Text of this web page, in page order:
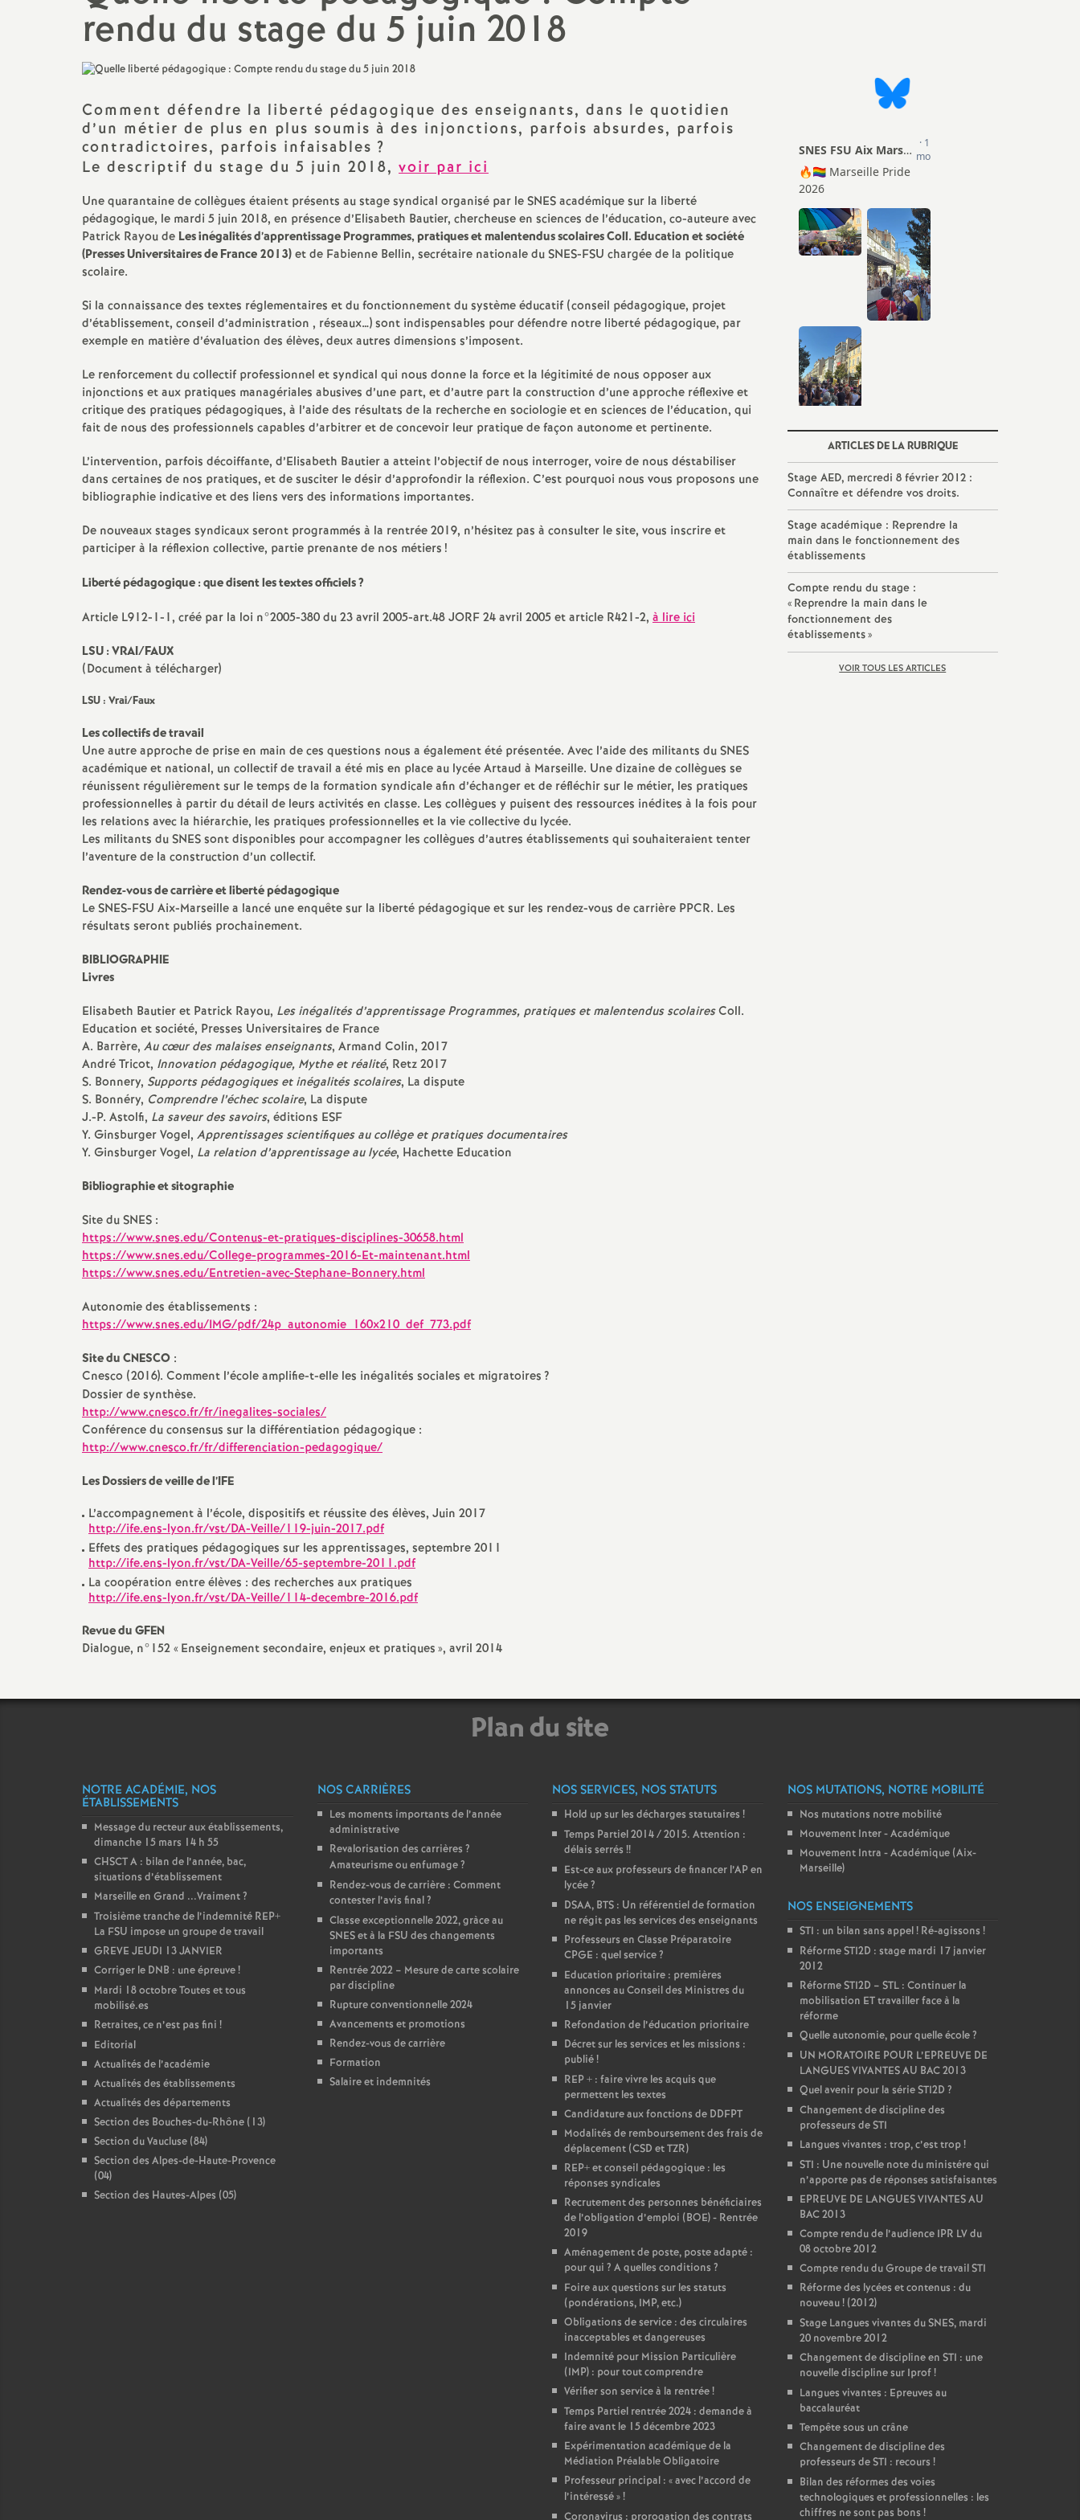
N
a
i
o
n
a
l
d
e
s
E
n
s
i
e
m
e
t
e
S
c
n
d
e
O
é
a
T
o
u
r
s
Actualités des départements
Rhône (13)
Section du Vaucluse (84)
Section des Alpes-de-Haute-
Provence (04)
Section des Hautes-Alpes (05)
CPE
Psy-EN
Documentalistes
Droits et Libertés
Congrés académiques du
Lettres d’information
Rubrique Culture
Infos FSU
rendu du stage du 5 juin 2018
Comment défendre la liberté pédagogique des enseignants, dans le quotidien
d’un métier de plus en plus soumis à des injonctions, parfois absurdes, parfois
contradictoires, parfois infaisables ?
Le descriptif du stage du 5 juin 2018, voir par ici
Une quarantaine de collègues étaient présents au stage syndical organisé par le SNES académique sur la liberté
pédagogique, le mardi 5 juin 2018, en présence d’Elisabeth Bautier, chercheuse en sciences de l’éducation, co-auteure avec
Patrick Rayou deLes inégalités d’apprentissage Programmes, pratiques et malentendus scolaires Coll. Education et société
(Presses Universitaires de France 2013)et de Fabienne Bellin, secrétaire nationale du SNES-FSU chargée de la politique
scolaire.
Si la connaissance des textes réglementaires et du fonctionnement du système éducatif (conseil pédagogique, projet
d’établissement, conseil d’administration , réseaux…) sont indispensables pour défendre notre liberté pédagogique, par
exemple en matière d’évaluation des élèves, deux autres dimensions s’imposent.
Le renforcement du collectif professionnel et syndical qui nous donne la force et la légitimité de nous opposer aux
injonctions et aux pratiques managériales abusives d’une part, et d’autre part la construction d’une approche réflexive et
critique des pratiques pédagogiques, à l’aide des résultats de la recherche en sociologie et en sciences de l’éducation, qui
fait de nous des professionnels capables d’arbitrer et de concevoir leur pratique de façon autonome et pertinente.
L’intervention, parfois décoiffante, d’Elisabeth Bautier a atteint l’objectif de nous interroger, voire de nous déstabiliser
dans certaines de nos pratiques, et de susciter le désir d’approfondir la réflexion. C’est pourquoi nous vous proposons une
bibliographie indicative et des liens vers des informations importantes.
De nouveaux stages syndicaux seront programmés à la rentrée 2019, n’hésitez pas à consulter le site, vous inscrire et
participer à la réflexion collective, partie prenante de nos métiers !
Liberté pédagogique : que disent les textes officiels?
Article L912-1-1, créé par la loi n°2005-380 du 23 avril 2005-art.48 JORF 24 avril 2005 et article R421-2, à lire ici
LSU : VRAI/FAUX
(Document à télécharger)
LSU : Vrai/Faux
Les collectifs de travail
Une autre approche de prise en main de ces questions nous a également été présentée. Avec l’aide des militants du SNES
académique et national, un collectif de travail a été mis en place au lycée Artaud à Marseille. Une dizaine de collègues se
réunissent régulièrement sur le temps de la formation syndicale afin d’échanger et de réfléchir sur le métier, les pratiques
professionnelles à partir du détail de leurs activités en classe. Les collègues y puisent des ressources inédites à la fois pour
les relations avec la hiérarchie, les pratiques professionnelles et la vie collective du lycée.
Les militants du SNES sont disponibles pour accompagner les collègues d’autres établissements qui souhaiteraient tenter
l’aventure de la construction d’un collectif.
Rendez-vous de carrière et liberté pédagogique
Le SNES-FSU Aix-Marseille a lancé une enquête sur la liberté pédagogique et sur les rendez-vous de carrière PPCR. Les
résultats seront publiés prochainement.
BIBLIOGRAPHIE
Livres
Elisabeth Bautier et Patrick Rayou, Les inégalités d’apprentissage Programmes, pratiques et malentendus scolairesColl.
Education et société, Presses Universitaires de France
A. Barrère, Au cœur des malaises enseignants, Armand Colin, 2017
André Tricot, Innovation pédagogique, Mythe et réalité, Retz 2017
S. Bonnery, Supports pédagogiques et inégalités scolaires, La dispute
S. Bonnéry, Comprendre l’échec scolaire, La dispute
J.-P. Astolfi, La saveur des savoirs, éditions ESF
Y. Ginsburger Vogel, Apprentissages scientifiques au collège et pratiques documentaires
Y. Ginsburger Vogel, La relation d’apprentissage au lycée, Hachette Education
Bibliographie et sitographie
Site du SNES :
https://www.snes.edu/Contenus-et-pratiques-disciplines-30658.html
https://www.snes.edu/College-programmes-2016-Et-maintenant.html
https://www.snes.edu/Entretien-avec-Stephane-Bonnery.html
Autonomie des établissements :
https://www.snes.edu/IMG/pdf/24p_autonomie_160x210_def_773.pdf
Site du CNESCO :
Cnesco (2016). Comment l’école amplifie-t-elle les inégalités sociales et migratoires?
Dossier de synthèse.
http://www.cnesco.fr/fr/inegalites-sociales/
Conférence du consensus sur la différentiation pédagogique :
http://www.cnesco.fr/fr/differenciation-pedagogique/
Les Dossiers de veille de l’IFE
L’accompagnement à l’école, dispositifs et réussite des élèves, Juin 2017
http://ife.ens-lyon.fr/vst/DA-Veille/119-juin-2017.pdf
Effets des pratiques pédagogiques sur les apprentissages, septembre 2011
http://ife.ens-lyon.fr/vst/DA-Veille/65-septembre-2011.pdf
La coopération entre élèves : des recherches aux pratiques
http://ife.ens-lyon.fr/vst/DA-Veille/114-decembre-2016.pdf
Revue du GFEN
Dialogue, n°152 «Enseignement secondaire, enjeux et pratiques», avril 2014
ARTICLES DE LA RUBRIQUE
Stage AED, mercredi 8 février 2012 :
Connaître et défendre vos droits.
Stage académique : Reprendre la
main dans le fonctionnement des
établissements
Compte rendu du stage :
« Reprendre la main dans le
fonctionnement des
établissements»
VOIR TOUS LES ARTICLES
Plan du site
NOTRE ACADÉMIE, NOS
ÉTABLISSEMENTS
Message du recteur aux établissements,
dimanche 15 mars 14 h 55
CHSCT A : bilan de l’année, bac,
situations d’établissement
Marseille en Grand ...Vraiment?
Troisième tranche de l’indemnité REP+
La FSU impose un groupe de travail
GREVE JEUDI 13 JANVIER
Corriger le DNB : une épreuve!
Mardi 18 octobre Toutes et tous
mobilisé.es
Retraites, ce n’est pas fini !
Editorial
Actualités de l’académie
Actualités des établissements
Actualités des départements
Section des Bouches-du-Rhône (13)
Section du Vaucluse (84)
Section des Alpes-de-Haute-Provence
(04)
Section des Hautes-Alpes (05)
NOS CARRIÈRES
Les moments importants de l’année
administrative
Revalorisation des carrières ?
Amateurisme ou enfumage?
Rendez-vous de carrière : Comment
contester l’avis final?
Classe exceptionnelle 2022, gràce au
SNES et à la FSU des changements
importants
Rentrée 2022 – Mesure de carte scolaire
par discipline
Rupture conventionnelle 2024
Avancements et promotions
Rendez-vous de carrière
Formation
Salaire et indemnités
NOS SERVICES, NOS STATUTS
Hold up sur les décharges statutaires !
Temps Partiel 2014 / 2015. Attention :
délais serrés !!
Est-ce aux professeurs de financer l’AP en
lycée?
DSAA, BTS : Un référentiel de formation
ne régit pas les services des enseignants
Professeurs en Classe Préparatoire
CPGE : quel service?
Education prioritaire : premières
annonces au Conseil des Ministres du
15 janvier
Refondation de l’éducation prioritaire
Décret sur les services et les missions :
publié!
REP + : faire vivre les acquis que
permettent les textes
Candidature aux fonctions de DDFPT
Modalités de remboursement des frais de
déplacement (CSD et TZR)
REP+ et conseil pédagogique : les
réponses syndicales
Recrutement des personnes bénéficiaires
de l’obligation d’emploi (BOE) - Rentrée
2019
Aménagement de poste, poste adapté :
pour qui ? A quelles conditions ?
Foire aux questions sur les statuts
(pondérations, IMP, etc.)
Obligations de service : des circulaires
inacceptables et dangereuses
Indemnité pour Mission Particulière
(IMP) : pour tout comprendre
Vérifier son service à la rentrée!
Temps Partiel rentrée 2024 : demande à
faire avant le 15 décembre 2023
Expérimentation académique de la
Médiation Préalable Obligatoire
Professeur principal : «avec l’accord de
l’intéressé»!
NOS MUTATIONS, NOTRE MOBILITÉ
Nos mutations notre mobilité
Mouvement Inter - Académique
Mouvement Intra - Académique (Aix-
Marseille)
NOS ENSEIGNEMENTS
STI : un bilan sans appel! Ré-agissons !
Réforme STI2D : stage mardi 17 janvier
2012
Réforme STI2D – STL : Continuer la
mobilisation ET travailler face à la
réforme
Quelle autonomie, pour quelle école?
UN MORATOIRE POUR L’EPREUVE DE
LANGUES VIVANTES AU BAC 2013
Quel avenir pour la série STI2D ?
Changement de discipline des
professeurs de STI
Langues vivantes : trop, c’est trop!
STI : Une nouvelle note du ministére qui
n’apporte pas de réponses satisfaisantes
EPREUVE DE LANGUES VIVANTES AU
BAC 2013
Compte rendu de l’audience IPR LV du
08 octobre 2012
Compte rendu du Groupe de travail STI
Réforme des lycées et contenus : du
nouveau! (2012)
Stage Langues vivantes du SNES, mardi
20 novembre 2012
Changement de discipline en STI : une
nouvelle discipline sur Iprof!
Langues vivantes : Epreuves au
baccalauréat
Tempête sous un crâne
Changement de discipline des
professeurs de STI : recours !
Bilan des réformes des voies
technologiques et professionnelles : les
chiffres ne sont pas bons !